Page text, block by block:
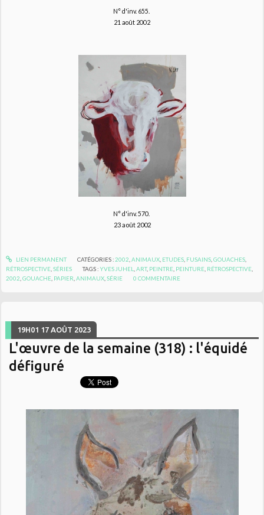
N° d'inv. 655.
21 août 2002
N° d'inv. 570.
23 août 2002
LIEN PERMANENT CATÉGORIES :2002 ANIMAUX, ETUDES, FUSAINS, GOUACHES,
RÉTROSPECTIVE ,SÉRIES TAGS :YVES JUHEL ,ART, PEINTRE PEINTURE RÉTROSPECTIVE
2002 ,GOUACHE PAPIER ,ANIMAUX ,SÉRIE 0 COMMENTAIRE
19H01 17 AOÛT 2023
L'œuvre de la semaine (318) : l'équidé
défiguré